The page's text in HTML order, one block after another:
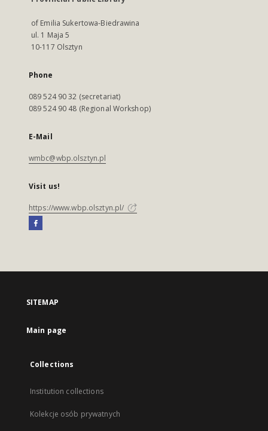
of Emilia Sukertowa-Biedrawina
ul. 1 Maja 5
10-117 Olsztyn
Phone
089 524 90 32 (secretariat)
089 524 90 48 (Regional Workshop)
E-Mail
wmbc@wbp.olsztyn.pl
Visit us!
https://www.wbp.olsztyn.pl/
SITEMAP
Main page
Collections
Institution collections
Kolekcje osób prywatnych